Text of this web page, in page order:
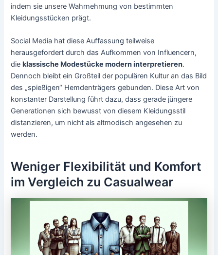
indem sie unsere Wahrnehmung von bestimmten
Kleidungsstücken prägt.
Social Media hat diese Auffassung teilweise
herausgefordert durch das Aufkommen von Influencern,
die klassische Modestücke modern interpretieren.
Dennoch bleibt ein Großteil der populären Kultur an das Bild
des „spießigen“ Hemdenträgers gebunden. Diese Art von
konstanter Darstellung führt dazu, dass gerade jüngere
Generationen sich bewusst von diesem Kleidungsstil
distanzieren, um nicht als altmodisch angesehen zu
werden.
Weniger Flexibilität und Komfort
im Vergleich zu Casualwear